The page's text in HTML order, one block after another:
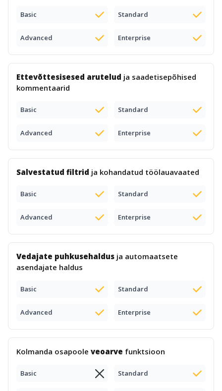
Basic Standard
Advanced Enterprise
Ettevõttesisesed arutelud ja saadetisepõhised
kommentaarid
Basic Standard
Advanced Enterprise
Salvestatud filtrid ja kohandatud töölauavaated
Basic Standard
Advanced Enterprise
Vedajate puhkusehaldus ja automaatsete
asendajate haldus
Basic Standard
Advanced Enterprise
Kolmanda osapoole veoarve funktsioon
Basic Standard